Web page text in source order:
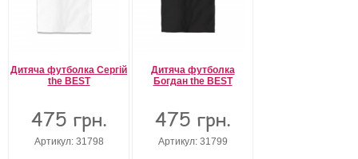
Дитяча футболка Сергій
the BEST
475 грн.
Артикул: 31798
Дитяча футболка
Богдан the BEST
475 грн.
Артикул: 31799